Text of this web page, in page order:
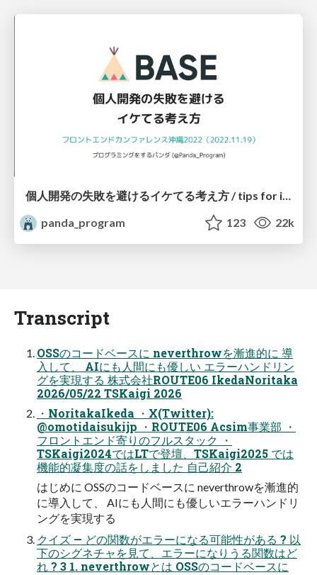
個人開発の失敗を避けるイケてる考え方 / tips for indie hackers
panda_program
123 22k
Transcript
OSSのコードベースに neverthrowを漸進的に 導
入して、 AIにも人間にも優しい エラーハンドリン
グを実現する 株式会社ROUTE06 IkedaNoritaka
2026/05/22 TSKaigi 2026
・NoritakaIkeda ・X(Twitter):
@omotidaisukijp ・ROUTE06 Acsim事業部 ・
フロントエンド寄りのフルスタック ・
TSKaigi2024ではLTで登壇、TSKaigi2025 では
機能的凝集度の話をしました 自己紹介 2
はじめに OSSのコードベースに neverthrowを漸進的
に導入して、 AIにも人間にも優しいエラーハンドリ
ングを実現する
クイズ — どの関数がエラーになる可能性がある ? 以
下のシグネチャを見て、エラーになりうる関数はど
れ ? 3 1. neverthrowとは OSSのコードベースに